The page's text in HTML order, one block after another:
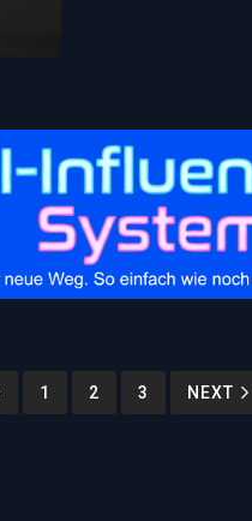
1 2 3 NEXT